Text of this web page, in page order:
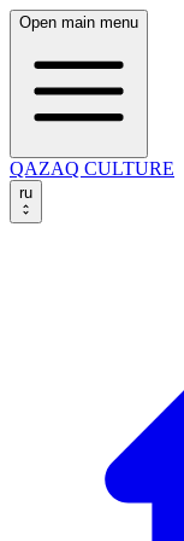
Open main menu
QAZAQ CULTURE
ru